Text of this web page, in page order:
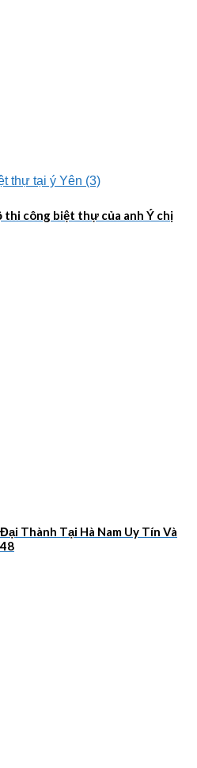
công biệt thự của anh Ý chị
Thành Tại Hà Nam Uy Tín Và